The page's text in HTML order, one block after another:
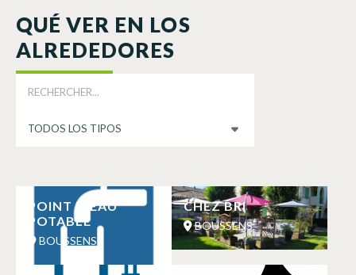
QUÉ VER EN LOS
ALREDEDORES
POINT D’EAU
POTABLE
BOUSSENS
CHEZ BRI
BOUSSENS